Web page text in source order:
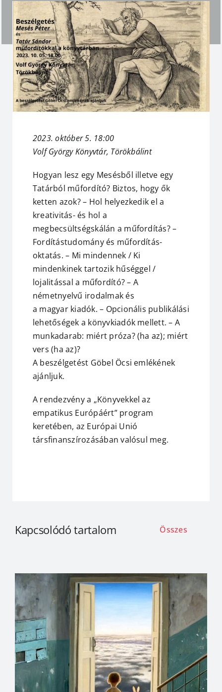
2023. október 5. 18:00
Volf György Könyvtár, Törökbálint
Hogyan lesz egy Mesésből illetve egy
Tatárból műfordító? Biztos, hogy ők
ketten azok? – Hol helyezkedik el a
kreativitás- és hol a
megbecsültségskálán a műfordítás? –
Fordítástudomány és műfordítás-
oktatás. – Mi mindennek / Ki
mindenkinek tartozik hűséggel /
lojalitással a műfordító? – A
németnyelvű irodalmak és
a magyar kiadók. – Opcionális publikálási
lehetőségek a könyvkiadók mellett. – A
munkadarab: miért próza? (ha az); miért
vers (ha az)?
A beszélgetést Göbel Öcsi emlékének
ajánljuk.
A rendezvény a „Könyvekkel az
empatikus Európáért” program
keretében, az Európai Unió
társfinanszírozásában valósul meg.
Kapcsolódó tartalom Összes